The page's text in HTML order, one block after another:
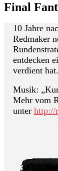
Final
10 Jahre
Redmaker
entdecken
verdient hat.
Musik:
Mehr vom
unter http://